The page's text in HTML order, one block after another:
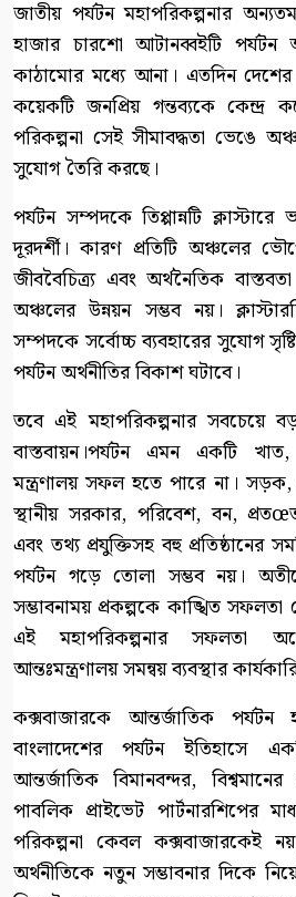
জাতীয় পর্যটন মহাপরিকল্পনার
হাজার চারশো আটানব্বইটি পর্যটন
কাঠামোর মধ্যে আনা। এতদিন
কয়েকটি জনপ্রিয় গন্তব্যকে কেন্দ্র
পরিকল্পনা সেই সীমাবদ্ধতা ভেঙে
সুযোগ তৈরি করছে।
পর্যটন সম্পদকে তিপ্পান্নটি
দূরদর্শী। কারণ প্রতিটি অঞ্চলের
জীববৈচিত্র্য এবং অর্থনৈতিক
অঞ্চলের উন্নয়ন সম্ভব নয়।
সম্পদকে সর্বোচ্চ ব্যবহারের সুযোগ
পর্যটন অর্থনীতির বিকাশ ঘটাবে।
তবে এই মহাপরিকল্পনার সবচেয়ে
বাস্তবায়ন।পর্যটন এমন একটি
মন্ত্রণালয় সফল হতে পারে না।
স্থানীয় সরকার, পরিবেশ, বন,
এবং তথ্য প্রযুক্তিসহ বহু প্রতিষ্ঠানের
পর্যটন গড়ে তোলা সম্ভব নয়।
সম্ভাবনাময় প্রকল্পকে কাঙ্খিত
এই মহাপরিকল্পনার সফলতা
আন্তঃমন্ত্রণালয় সমন্বয় ব্যবস্থার
কক্সবাজারকে আন্তর্জাতিক পর্যটন
বাংলাদেশের পর্যটন ইতিহাসে
আন্তর্জাতিক বিমানবন্দর,
পাবলিক প্রাইভেট পার্টনারশিপের
পরিকল্পনা কেবল কক্সবাজারকেই
অর্থনীতিকে নতুন সম্ভাবনার দিকে